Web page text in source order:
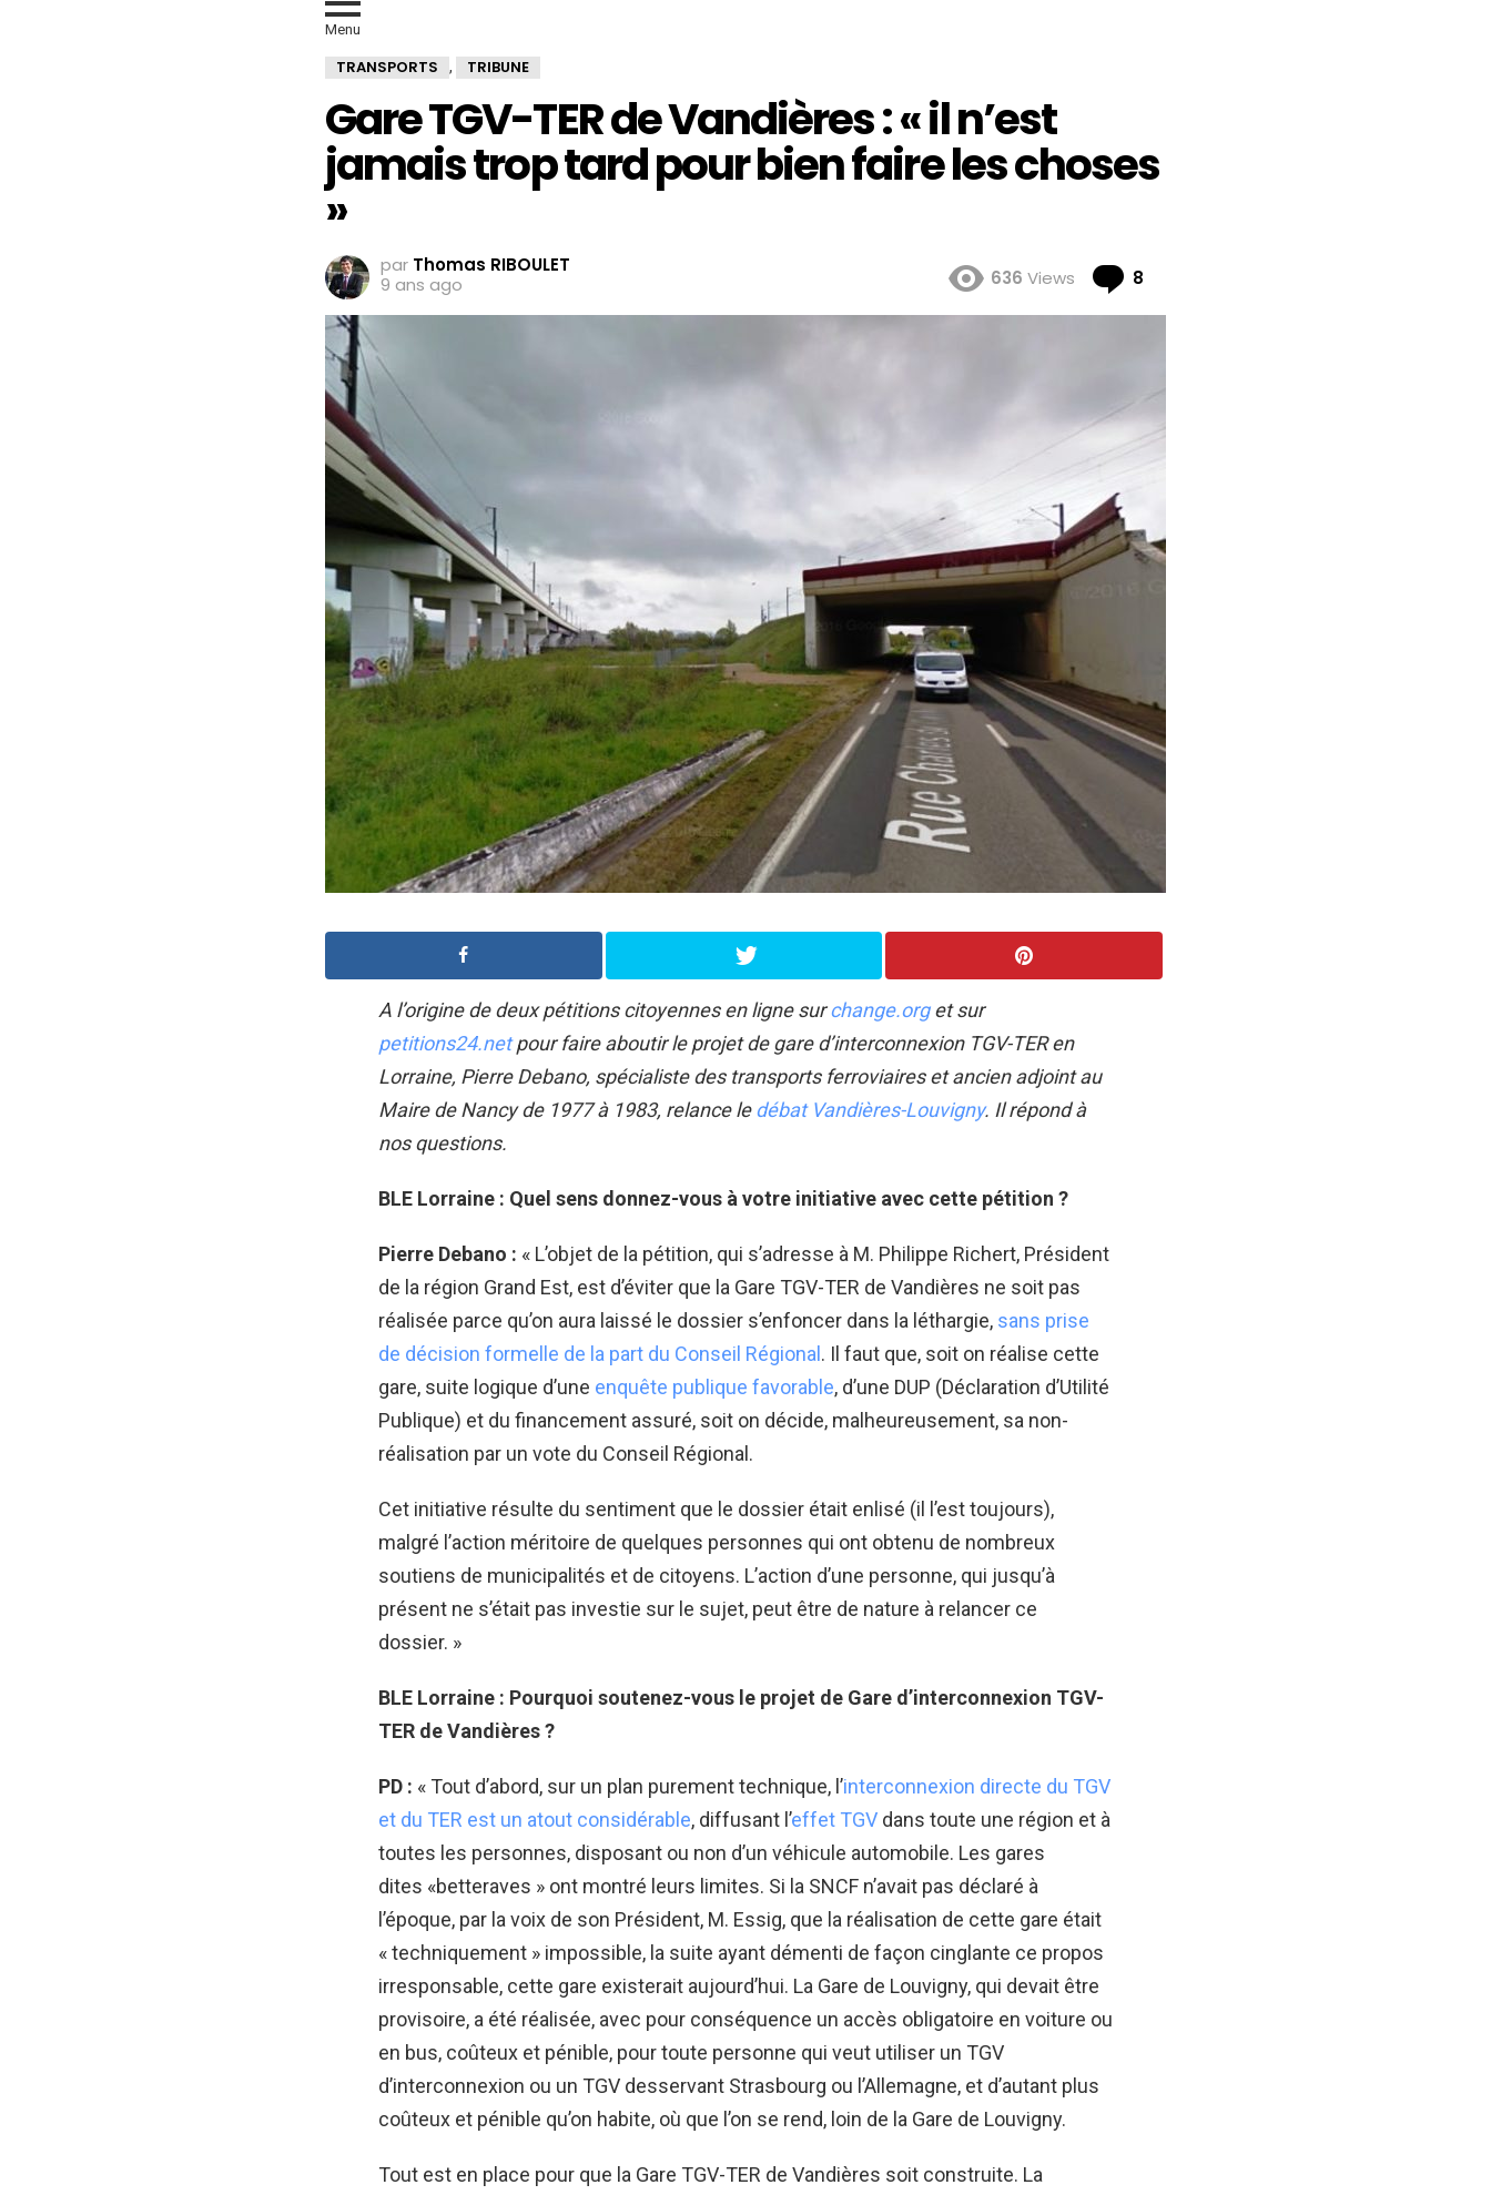
Menu
TRANSPORTS , TRIBUNE
Gare TGV-TER de Vandières : « il n’est
jamais trop tard pour bien faire les choses
»
par Thomas RIBOULET
9 ans ago
636 Views 8
A l’origine de deux pétitions citoyennes en ligne surchange.orget sur
petitions24.netpour faire aboutir le projet de gare d’interconnexion TGV-TER en
Lorraine, Pierre Debano, spécialiste des transports ferroviaires et ancien adjoint au
Maire de Nancy de 1977 à 1983, relance ledébat Vandières-Louvigny. Il répond à
nos questions.
BLE Lorraine : Quel sens donnez-vous à votre initiative avec cette pétition ?
Pierre Debano : « L’objet de la pétition, qui s’adresse à M. Philippe Richert, Président
de la région Grand Est, est d’éviter que la Gare TGV-TER de Vandières ne soit pas
réalisée parce qu’on aura laissé le dossier s’enfoncer dans la léthargie, sans prise
de décision formelle de la part du Conseil Régional . Il faut que, soit on réalise cette
gare, suite logique d’une enquête publique favorable, d’une DUP (Déclaration d’Utilité
Publique) et du financement assuré, soit on décide, malheureusement, sa non-
réalisation par un vote du Conseil Régional.
Cet initiative résulte du sentiment que le dossier était enlisé (il l’est toujours),
malgré l’action méritoire de quelques personnes qui ont obtenu de nombreux
soutiens de municipalités et de citoyens. L’action d’une personne, qui jusqu’à
présent ne s’était pas investie sur le sujet, peut être de nature à relancer ce
dossier. »
BLE Lorraine : Pourquoi soutenez-vous le projet de Gare d’interconnexion TGV-
TER de Vandières ?
PD : « Tout d’abord, sur un plan purement technique, l’interconnexion directe du TGV
et du TER est un atout considérable, diffusant l’effet TGV dans toute une région et à
toutes les personnes, disposant ou non d’un véhicule automobile. Les gares
dites «betteraves » ont montré leurs limites. Si la SNCF n’avait pas déclaré à
l’époque, par la voix de son Président, M. Essig, que la réalisation de cette gare était
« techniquement » impossible, la suite ayant démenti de façon cinglante ce propos
irresponsable, cette gare existerait aujourd’hui. La Gare de Louvigny, qui devait être
provisoire, a été réalisée, avec pour conséquence un accès obligatoire en voiture ou
en bus, coûteux et pénible, pour toute personne qui veut utiliser un TGV
d’interconnexion ou un TGV desservant Strasbourg ou l’Allemagne, et d’autant plus
coûteux et pénible qu’on habite, où que l’on se rend, loin de la Gare de Louvigny.
Tout est en place pour que la Gare TGV-TER de Vandières soit construite. La